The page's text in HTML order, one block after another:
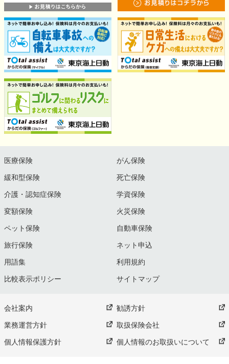
医療保険 がん保険
緩和型保険 死亡保険
介護・認知症保険 学資保険
変額保険 火災保険
ペット保険 自動車保険
旅行保険 ネット申込
用語集 利用規約
比較表示ポリシー サイトマップ
会社案内 勧誘方針
業務運営方針 取扱保険会社
個人情報保護方針 個人情報のお取扱いについて